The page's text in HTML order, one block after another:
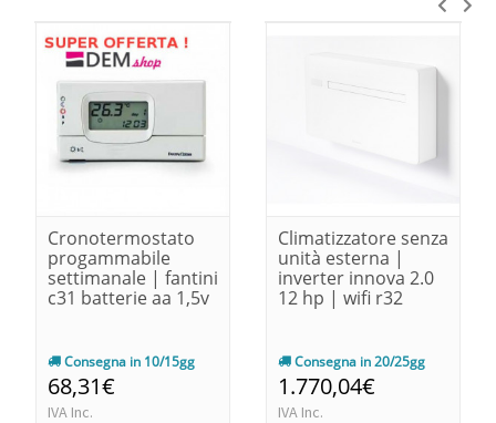
Cronotermostato
progammabile
settimanale | fantini
c31 batterie aa 1,5v
Consegna in 10/15gg
68,31€
IVA Inc.
Climatizzatore senza
unità esterna |
inverter innova 2.0
12 hp | wifi r32
Consegna in 20/25gg
1.770,04€
IVA Inc.